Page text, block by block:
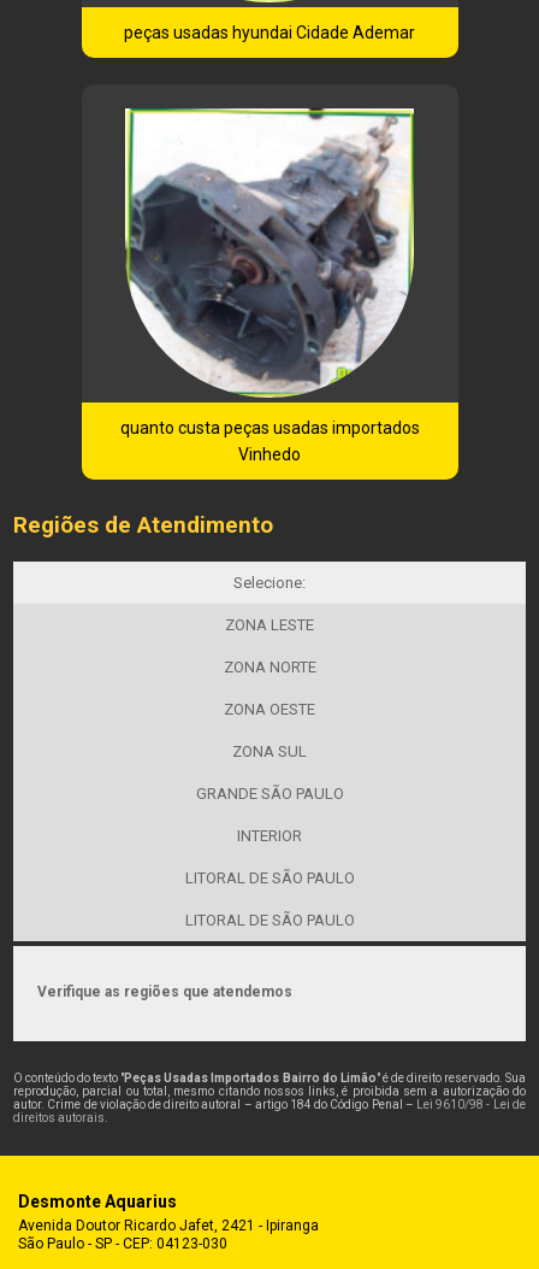
peças usadas hyundai Cidade Ademar
quanto custa peças usadas importados
Vinhedo
Regiões de Atendimento
Selecione:
ZONA LESTE
ZONA NORTE
ZONA OESTE
ZONA SUL
GRANDE SÃO PAULO
INTERIOR
LITORAL DE SÃO PAULO
LITORAL DE SÃO PAULO
Verifique as regiões que atendemos
O conteúdo do texto "Peças Usadas Importados Bairro do Limão" é de direito reservado. Sua
reprodução, parcial ou total, mesmo citando nossos links, é proibida sem a autorização do
autor. Crime de violação de direito autoral – artigo 184 do Código Penal –
Lei 9610/98 - Lei de
direitos autorais
Desmonte Aquarius
Avenida Doutor Ricardo Jafet, 2421 - Ipiranga
São Paulo - SP - CEP: 04123-030